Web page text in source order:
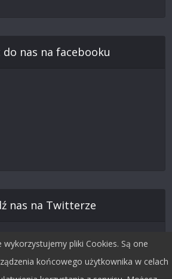
do nas na facebooku
nas na Twitterze
wykorzystujemy pliki Cookies. Są one
końcowego użytkownika w celach